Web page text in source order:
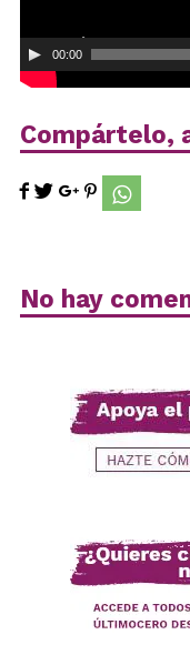
00:00
Compártelo,
No hay